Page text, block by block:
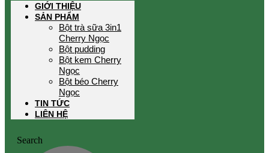
GIỚI THIỆU
SẢN PHẨM
Bột trà sữa 3in1
Cherry Ngọc
Bột pudding
Bột kem Cherry
Ngọc
Bột béo Cherry
Ngọc
TIN TỨC
LIÊN HỆ
Search